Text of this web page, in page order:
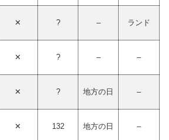
✕ ? – ランド
✕ ? – –
✕ ? 地方の日 –
✕ 132 地方の日 –